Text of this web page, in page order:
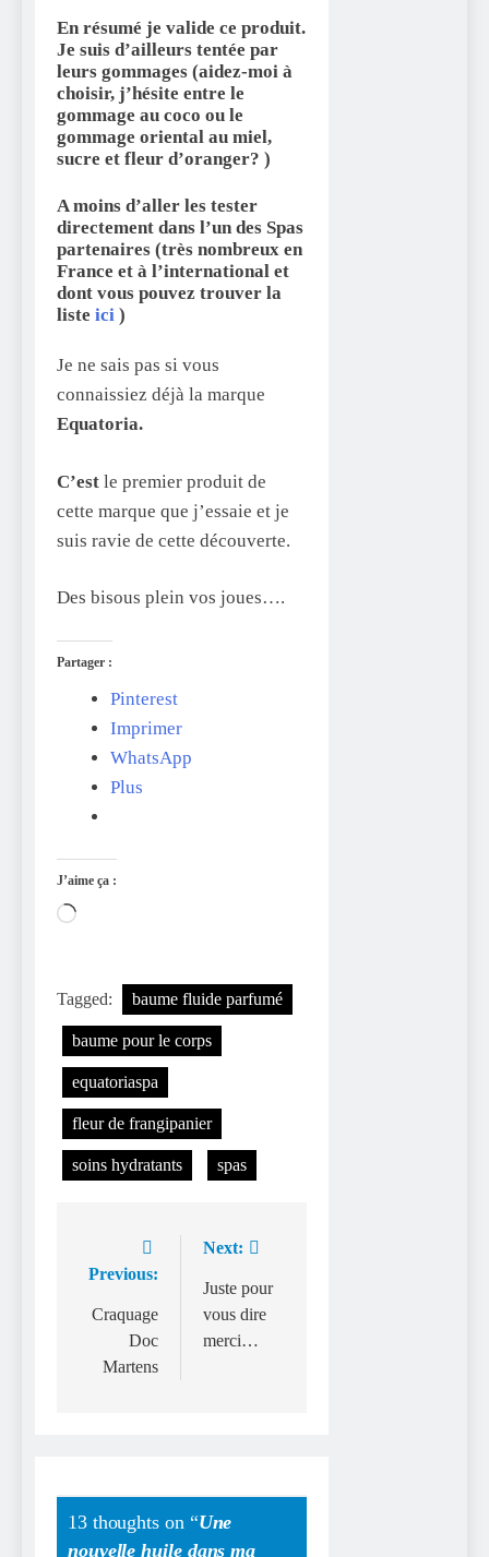
En résumé je valide ce produit.
Je suis d’ailleurs tentée par
leurs gommages (aidez-moi à
choisir, j’hésite entre le
gommage au coco ou le
gommage oriental au miel,
sucre et fleur d’oranger? )
A moins d’aller les tester
directement dans l’un des Spas
partenaires (très nombreux en
France et à l’international et
dont vous pouvez trouver la
liste ici )
Je ne sais pas si vous
connaissiez déjà la marque
Equatoria.
C’est le premier produit de
cette marque que j’essaie et je
suis ravie de cette découverte.
Des bisous plein vos joues….
Partager :
Pinterest
Imprimer
WhatsApp
Plus
J’aime ça :
Chargement…
Tagged: baume fluide parfumé
baume pour le corps
equatoriaspa
fleur de frangipanier
soins hydratants spas
Navigation
l’article
Previous:
Craquage
Doc
Martens
Next:
Juste pour
vous dire
merci…
13 thoughts on “Une
nouvelle huile dans ma